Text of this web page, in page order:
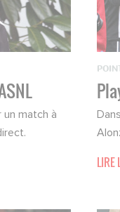
un match à
LIRE